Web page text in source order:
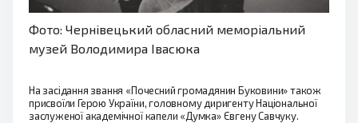
Фото: Чернівецький обласний меморіальний
музей Володимира Івасюка
На засідання звання «Почесний громадянин Буковини» також
присвоїли Герою України, головному диригенту Національної
заслуженої академічної капели «Думка» Євгену Савчуку.